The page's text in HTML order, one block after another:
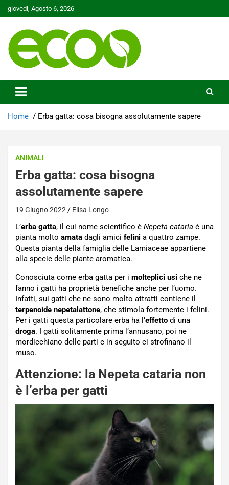
Skip
to
giovedì, Agosto 6, 2026
Ecoo.it
Home Erba gatta: cosa bisogna assolutamente sapere
ANIMALI
Erba gatta: cosa bisogna
assolutamente sapere
19 Giugno 2022 Elisa Longo
L’erba gatta, il cui nome scientifico è Nepeta cataria è una
pianta molto amata dagli amici felini a quattro zampe.
Questa pianta della famiglia delle Lamiaceae appartiene
alla specie delle piante aromatica.
Conosciuta come erba gatta per i molteplici usi che ne
fanno i gatti ha proprietà benefiche anche per l’uomo.
Infatti, sui gatti che ne sono molto attratti contiene il
terpenoide nepetalattone, che stimola fortemente i felini.
Per i gatti questa particolare erba ha l’effetto di una
droga. I gatti solitamente prima l’annusano, poi ne
mordicchiano delle parti e in seguito ci strofinano il
muso.
Attenzione: la Nepeta cataria non
è l’erba per gatti